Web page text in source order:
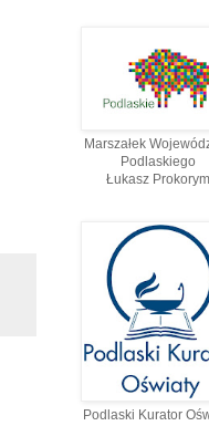
Marszałek
Podlaskiego
Łukasz Prokorym
Podlaski Kurator